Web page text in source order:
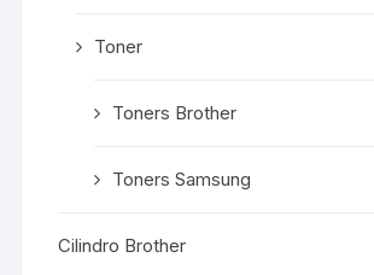
Toner
Toners Brother
Toners Samsung
Cilindro Brother